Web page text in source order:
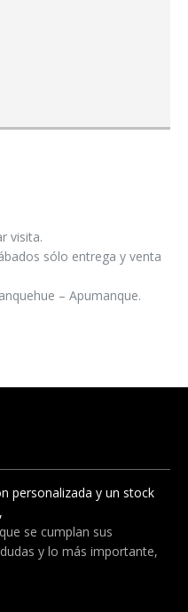
visita.
sólo entrega y venta
– Apumanque.
personalizada y un stock
se cumplan sus
y lo más importante,